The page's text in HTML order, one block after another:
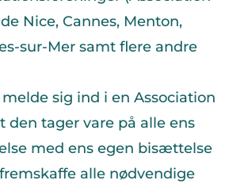
Nice, Cannes, Menton,
sur-Mer samt flere andre
sig ind i en Association
den tager vare på alle ens
med ens egen bisættelse
alle nødvendige